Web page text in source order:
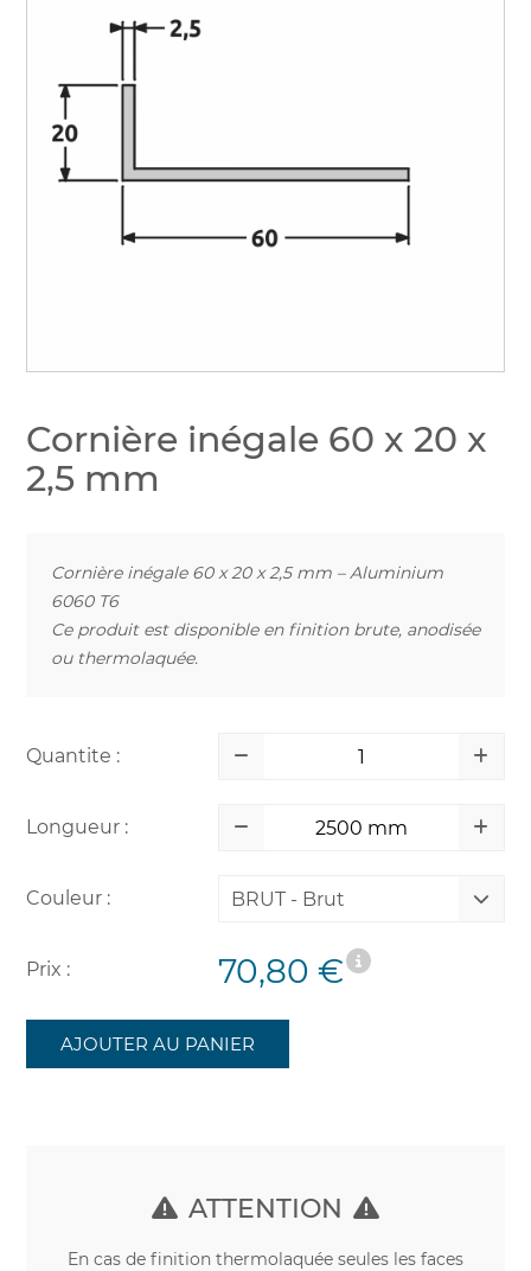
Cornière inégale 60 x 20 x
2,5 mm
Cornière inégale 60 x 20 x 2,5 mm – Aluminium
6060 T6
Ce produit est disponible en finition brute, anodisée
ou thermolaquée.
Quantite :
Longueur :
Couleur : BRUT - Brut
Prix : 70,80 €
AJOUTER AU PANIER
ATTENTION
En cas de finition thermolaquée seules les faces